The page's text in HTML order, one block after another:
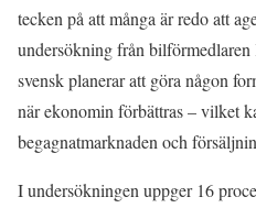
tecken på att många är redo att
undersökning från
svensk planerar att göra någon
när ekonomin förbättras – vilket
begagnatmarknaden och
I undersökningen uppger 16